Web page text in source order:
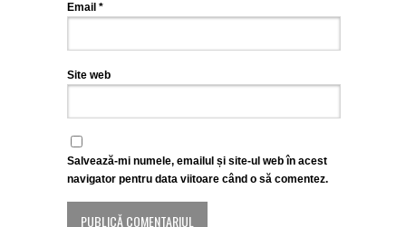
Email *
Site web
Salvează-mi numele, emailul și site-ul web în acest
navigator pentru data viitoare când o să comentez.